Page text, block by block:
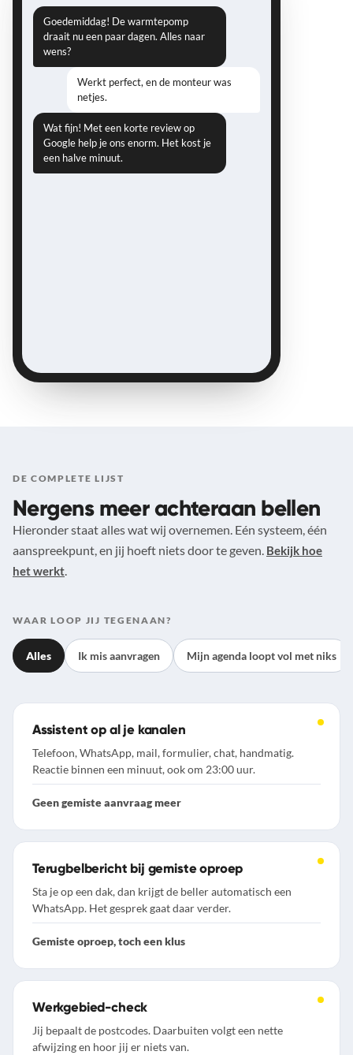
Goedemiddag! De warmtepomp
draait nu een paar dagen. Alles naar
wens?
Werkt perfect, en de monteur was
netjes.
Wat fijn! Met een korte review op
Google help je ons enorm. Het kost je
een halve minuut.
DE COMPLETE LIJST
Nergens meer achteraan bellen
Hieronder staat alles wat wij overnemen. Eén systeem, één
aanspreekpunt, en jij hoeft niets door te geven. Bekijk hoe
het werkt.
WAAR LOOP JIJ TEGENAAN?
Alles Ik mis aanvragen Mijn agenda loopt vol met niks
Assistent op al je kanalen
Telefoon, WhatsApp, mail, formulier, chat, handmatig.
Reactie binnen een minuut, ook om 23:00 uur.
Geen gemiste aanvraag meer
Terugbelbericht bij gemiste oproep
Sta je op een dak, dan krijgt de beller automatisch een
WhatsApp. Het gesprek gaat daar verder.
Gemiste oproep, toch een klus
Werkgebied-check
Jij bepaalt de postcodes. Daarbuiten volgt een nette
afwijzing en hoor jij er niets van.